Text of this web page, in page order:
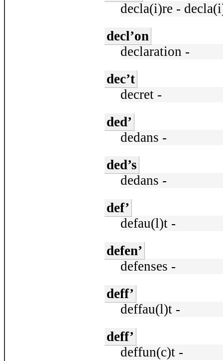
decla(i)re -
decl’on
declaration -
dec’t
decret -
ded’
dedans -
ded’s
dedans -
def’
defau(l)t -
defen’
defenses -
deff’
deffau(l)t -
deff’
deffun(c)t -